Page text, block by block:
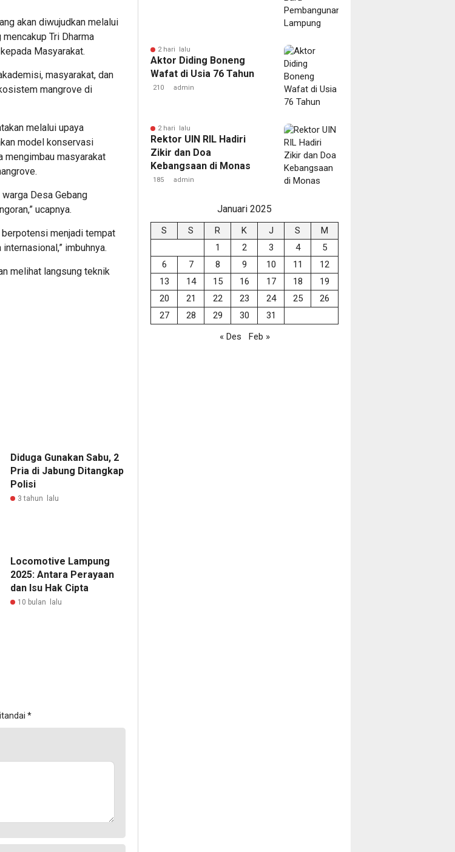
akan diwujudkan melalui
mencakup Tri Dharma
Masyarakat.
masyarakat, dan
mangrove di
melalui upaya
model konservasi
mengimbau masyarakat
Desa Gebang
ucapnya.
berpotensi menjadi tempat
imbuhnya.
melihat langsung teknik
Diduga Gunakan Sabu, 2
Pria di Jabung Ditangkap
Polisi
3 tahun lalu
‎Locomotive Lampung
2025: Antara Perayaan
dan Isu Hak Cipta ‎ ‎
10 bulan lalu
*
2 hari lalu
Aktor Diding Boneng
Wafat di Usia 76 Tahun
210 admin
2 hari lalu
Rektor UIN RIL Hadiri
Zikir dan Doa
Kebangsaan di Monas
185 admin
Januari 2025
S S R K J S
M
1
2 3 4
5
6
7 8 9 10 11
12
13
14 15 16 17 18
19
20
21 22 23 24 25
26
27
28 29 30
31
« Des
Feb »